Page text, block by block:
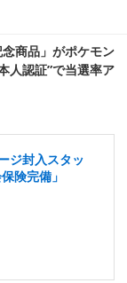
商品」がポケモン
人認証”で当選率ア
ジ封入スタッ
険完備」